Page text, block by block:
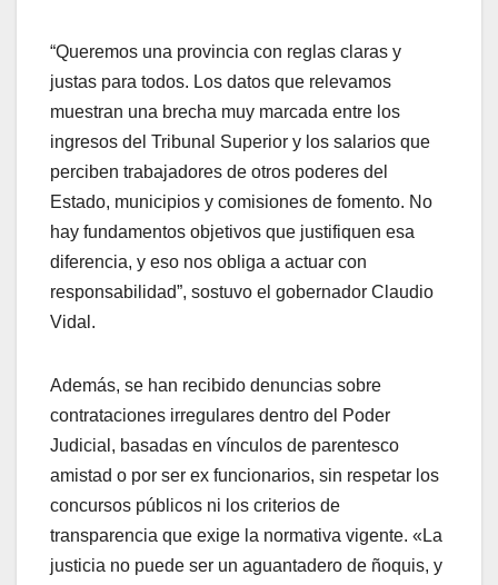
“Queremos una provincia con reglas claras y
justas para todos. Los datos que relevamos
muestran una brecha muy marcada entre los
ingresos del Tribunal Superior y los salarios que
perciben trabajadores de otros poderes del
Estado, municipios y comisiones de fomento. No
hay fundamentos objetivos que justifiquen esa
diferencia, y eso nos obliga a actuar con
responsabilidad”, sostuvo el gobernador Claudio
Vidal.
Además, se han recibido denuncias sobre
contrataciones irregulares dentro del Poder
Judicial, basadas en vínculos de parentesco
amistad o por ser ex funcionarios, sin respetar los
concursos públicos ni los criterios de
transparencia que exige la normativa vigente. «La
justicia no puede ser un aguantadero de ñoquis, y